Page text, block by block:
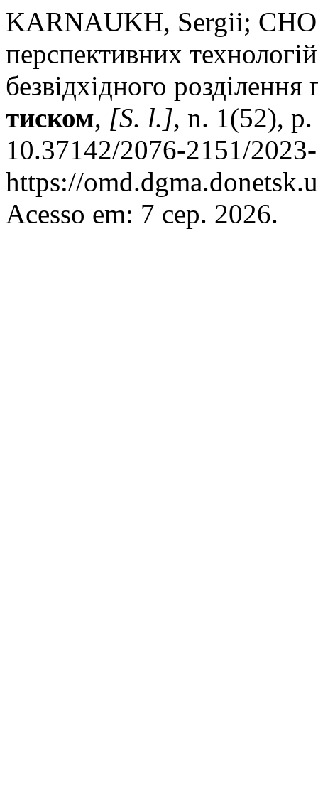
KARNAUKH, Sergii;
перспективних
безвідхідного
тиском, [S. l.], n. 1(52),
10.37142/2076-2151/
https://
Acesso em: 7 сер. 2026.